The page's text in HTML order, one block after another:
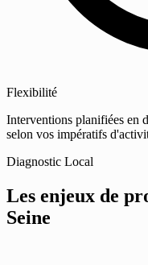
Flexibilité
Interventions planifiées en
selon vos impératifs
Diagnostic Local
Les enjeux de
Seine